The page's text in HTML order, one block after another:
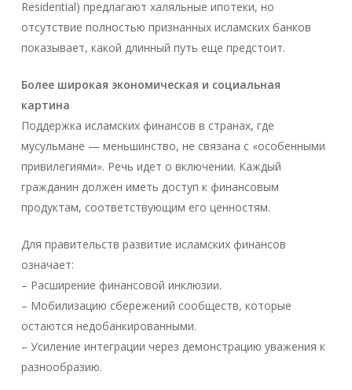
Residential) предлагают халяльные ипотеки, но
отсутствие полностью признанных исламских банков
показывает, какой длинный путь еще предстоит.
Более широкая экономическая и социальная
картина
Поддержка исламских финансов в странах, где
мусульмане — меньшинство, не связана с «особенными
привилегиями». Речь идет о включении. Каждый
гражданин должен иметь доступ к финансовым
продуктам, соответствующим его ценностям.
Для правительств развитие исламских финансов
означает:
– Расширение финансовой инклюзии.
– Мобилизацию сбережений сообществ, которые
остаются недобанкированными.
– Усиление интеграции через демонстрацию уважения к
разнообразию.